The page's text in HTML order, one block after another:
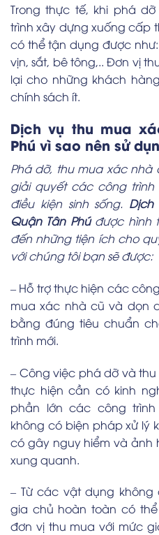
Trong thực tế, khi phá
trình xây dựng xuống cấp
có thể tận dụng được
vịn, sắt, bê tông,.. Đơn vị
lại cho những khách
chính sách ít.
Dịch vụ thu mua
Phú vì sao nên sử
Phá dỡ, thu mua xác
giải quyết các công
điều kiện sinh sống.
Quận Tân Phúđược hình
đến những tiện ích cho
với chúng tôi bạn sẽ được:
– Hỗ trợ thực hiện các
mua xác nhà cũ và dọn
bằng đúng tiêu chuẩn
trình mới.
– Công việc phá dỡ và
thực hiện cần có kinh
phần lớn các công
không có biện pháp xử lý
có gây nguy hiểm và ảnh
xung quanh.
– Từ các vật dụng
gia chủ hoàn toàn có
đơn vị thu mua với mức